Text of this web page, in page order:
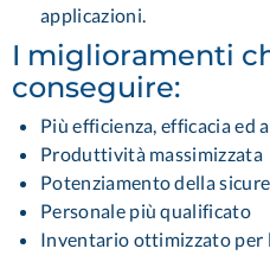
applicazioni.
I miglioramenti
conseguire:
Più efficienza, efficacia ed
Produttività massimizzata
Potenziamento della
Personale più qualificato
Inventario ottimizzato per